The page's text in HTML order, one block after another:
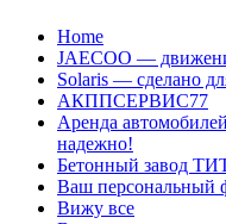
Перейти
содержанию
Home
JAECOO —
Solaris — сделано
АКППСЕРВИС77
Аренда
надежно!
Бетонный завод
Ваш персональный
Вижу все